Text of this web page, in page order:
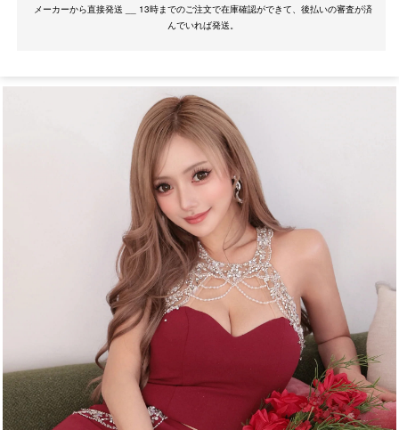
メーカーから直接発送 __ 13時までのご注文で在庫確認ができて、後払いの審査が済